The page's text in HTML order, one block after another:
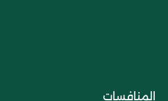
المنافسات